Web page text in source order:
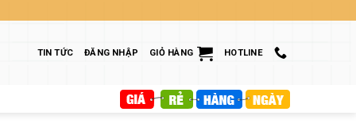
TIN TỨC ĐĂNG NHẬP GIỎ HÀNG HOTLINE